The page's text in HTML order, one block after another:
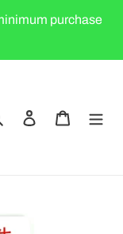
purchase
Search Log in Cart